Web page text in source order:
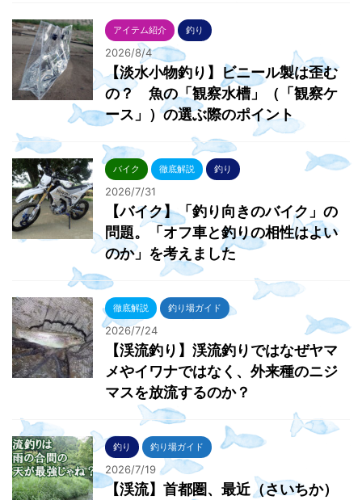
アイテム紹介 釣り
2026/8/4
【淡水小物釣り】ビニール製は歪む
の？ 魚の「観察水槽」（「観察ケ
ース」）の選ぶ際のポイント
バイク 徹底解説 釣り
2026/7/31
【バイク】「釣り向きのバイク」の
問題。「オフ車と釣りの相性はよい
のか」を考えました
徹底解説 釣り場ガイド
2026/7/24
【渓流釣り】渓流釣りではなぜヤマ
メやイワナではなく、外来種のニジ
マスを放流するのか？
釣り 釣り場ガイド
2026/7/19
【渓流】首都圏、最近（さいちか）